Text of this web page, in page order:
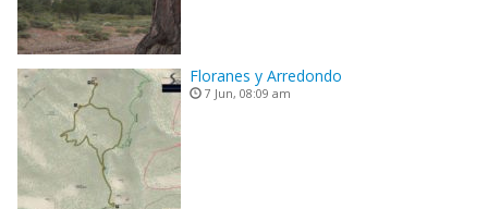
Floranes y Arredondo
7 Jun, 08:09 am